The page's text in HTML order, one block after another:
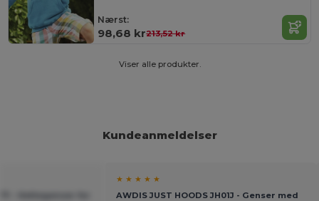
Nærst:
98,68 kr213,52 kr
Viser alle produkter.
Kundeanmeldelser
★ ★ ★ ★ ★
AWDIS JUST HOODS JH01J - Genser med